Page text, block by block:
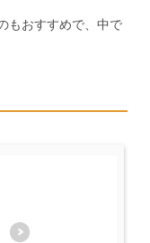
もおすすめで、中で